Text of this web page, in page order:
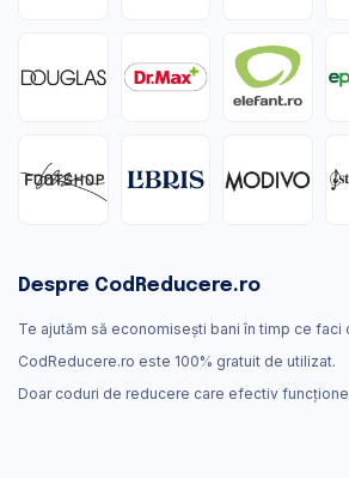
Despre CodReducere.ro
Te ajutăm să economisești bani în timp ce faci
CodReducere.ro este 100% gratuit de utilizat.
Doar coduri de reducere care efectiv